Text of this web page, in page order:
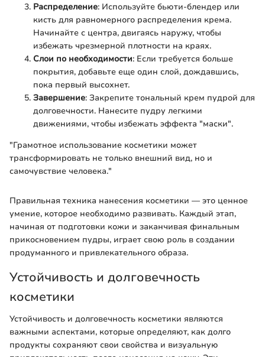
Распределение: Используйте бьюти-блендер или
кисть для равномерного распределения крема.
Начинайте с центра, двигаясь наружу, чтобы
избежать чрезмерной плотности на краях.
Слои по необходимости: Если требуется больше
покрытия, добавьте еще один слой, дождавшись,
пока первый высохнет.
Завершение: Закрепите тональный крем пудрой для
долговечности. Нанесите пудру легкими
движениями, чтобы избежать эффекта "маски".
"Грамотное использование косметики может
трансформировать не только внешний вид, но и
самочувствие человека."
Правильная техника нанесения косметики — это ценное
умение, которое необходимо развивать. Каждый этап,
начиная от подготовки кожи и заканчивая финальным
прикосновением пудры, играет свою роль в создании
продуманного и привлекательного образа.
Устойчивость и долговечность
косметики
Устойчивость и долговечность косметики являются
важными аспектами, которые определяют, как долго
продукты сохраняют свои свойства и визуальную